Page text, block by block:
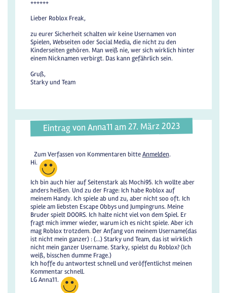
++++++
Lieber Roblox Freak,
zu eurer Sicherheit schalten wir keine Usernamen von
Spielen, Webseiten oder Social Media, die nicht zu den
Kinderseiten gehören. Man weiß nie, wer sich wirklich hinter
einem Nicknamen verbirgt. Das kann gefährlich sein.
Gruß,
Starky und Team
Eintrag von Anna11 am 27. März 2023
Zum Verfassen von Kommentaren bitteAnmelden.
Hi.
Ich bin auch hier auf Seitenstark als Mochi95. Ich wollte aber
anders heißen. Und zu der Frage: Ich habe Roblox auf
meinem Handy. Ich spiele ab und zu, aber nicht soo oft. Ich
spiele am liebsten Escape Obbys und Jumpingruns. Meine
Bruder spielt DOORS. Ich halte nicht viel von dem Spiel. Er
fragt mich immer wieder, warum ich es nicht spiele. Aber ich
mag Roblox trotzdem. Der Anfang von meinem Username(das
ist nicht mein ganzer) : (...) Starky und Team, das ist wirklich
nicht mein ganzer Username. Starky, spielst du Roblox? (Ich
weiß, bisschen dumme Frage.)
Ich hoffe du antwortest schnell und veröffentlichst meinen
Kommentar schnell.
LG Anna11.